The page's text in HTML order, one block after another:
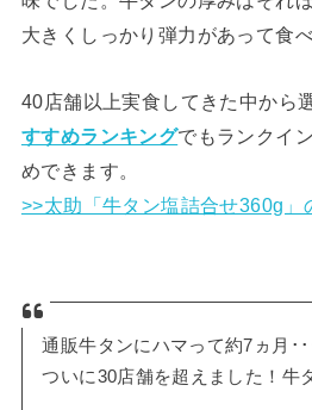
大きくしっかり弾力があって食
40店舗以上実食してきた中から
すすめランキングでもランクイ
めできます。
>>太助「牛タン塩詰合せ360g」
通販牛タンにハマって約7ヵ月･･
ついに30店舗を超えました！牛